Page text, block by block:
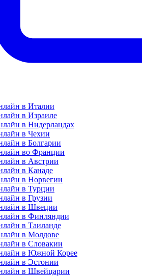
в Италии
в Израиле
в Нидерландах
в Чехии
в Болгарии
во Франции
в Австрии
в Канаде
в Норвегии
в Турции
в Грузии
в Швеции
в Финляндии
в Таиланде
в Молдове
в Словакии
в Южной Корее
в Эстонии
в Швейцарии